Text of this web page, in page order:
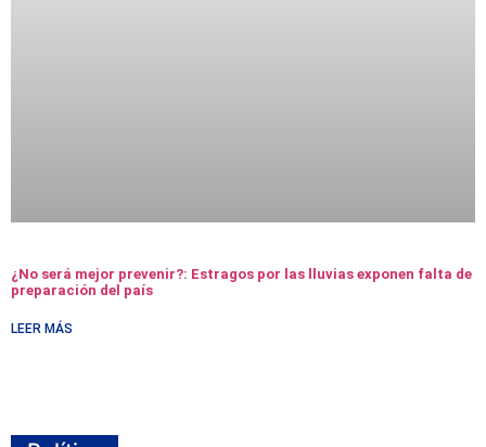
¿No será mejor prevenir?: Estragos por las lluvias exponen falta de
preparación del país
LEER MÁS